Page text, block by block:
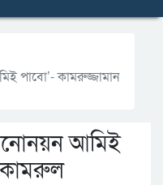
পাবো’- কামরুজ্জামান
আমিই
কামরুল